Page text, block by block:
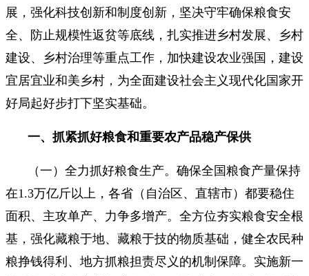
展，强化科技创新和制度创新，坚决守牢确保粮食安
全、防止规模性返贫等底线，扎实推进乡村发展、乡村
建设、乡村治理等重点工作，加快建设农业强国，建设
宜居宜业和美乡村，为全面建设社会主义现代化国家开
好局起好步打下坚实基础。
一、抓紧抓好粮食和重要农产品稳产保供
（一）全力抓好粮食生产。确保全国粮食产量保持
在1.3万亿斤以上，各省（自治区、直辖市）都要稳住
面积、主攻单产、力争多增产。全方位夯实粮食安全根
基，强化藏粮于地、藏粮于技的物质基础，健全农民种
粮挣钱得利、地方抓粮担责尽义的机制保障。实施新一